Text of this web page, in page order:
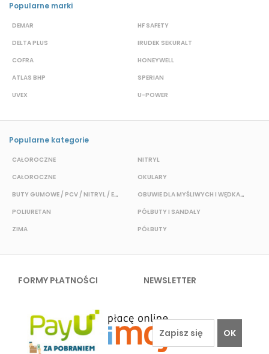
Popularne marki
DEMAR
DELTA PLUS
COFRA
ATLAS BHP
UVEX
HF SAFETY
IRUDEK SEKURALT
HONEYWELL
SPERIAN
U-POWER
Popularne kategorie
CAŁOROCZNE
CAŁOROCZNE
BUTY GUMOWE / PCV / NITRYL / EVA
POLIURETAN
ZIMA
NITRYL
OKULARY
OBUWIE DLA MYŚLIWYCH I WĘDKARZY
PÓŁBUTY I SANDAŁY
PÓŁBUTY
FORMY PŁATNOŚCI NEWSLETTER
OK